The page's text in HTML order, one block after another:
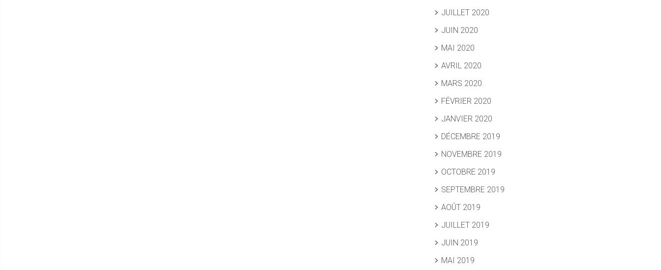
JUILLET 2020
JUIN 2020
MAI 2020
AVRIL 2020
MARS 2020
FÉVRIER 2020
JANVIER 2020
DÉCEMBRE 2019
NOVEMBRE 2019
OCTOBRE 2019
SEPTEMBRE 2019
AOÛT 2019
JUILLET 2019
JUIN 2019
MAI 2019